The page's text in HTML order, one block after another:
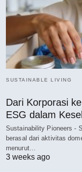
SUSTAINABLE LIVING
Dari Korporasi
ESG dalam
Sustainability Pioneers -
berasal dari aktivitas
menurut…
3 weeks ago